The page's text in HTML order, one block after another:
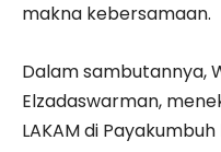
makna kebersamaan.
Dalam sambutannya,
Elzadaswarman,
LAKAM di